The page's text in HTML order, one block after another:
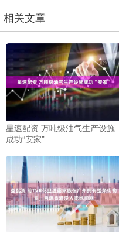
相关文章
星速配资 万吨级油气生产设施
成功“安家”